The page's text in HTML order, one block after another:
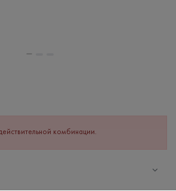
комбинации.